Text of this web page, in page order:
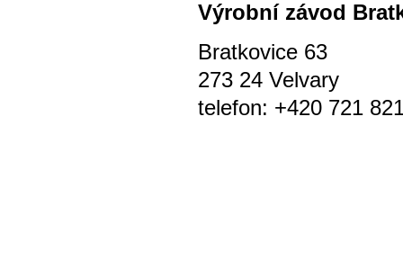
Výrobní závod
Bratkovice 63
273 24 Velvary
telefon: +420 721